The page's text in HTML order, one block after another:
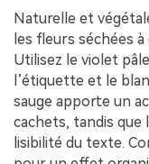
Naturelle et
les fleurs séchées
Utilisez le violet
l’étiquette et le
sauge apporte un
cachets, tandis
lisibilité du texte.